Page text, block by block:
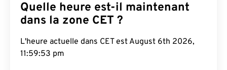
Quelle heure est-il maintenant
dans la zone CET ?
L'heure actuelle dans CET est August 6th 2026,
11:59:54 pm